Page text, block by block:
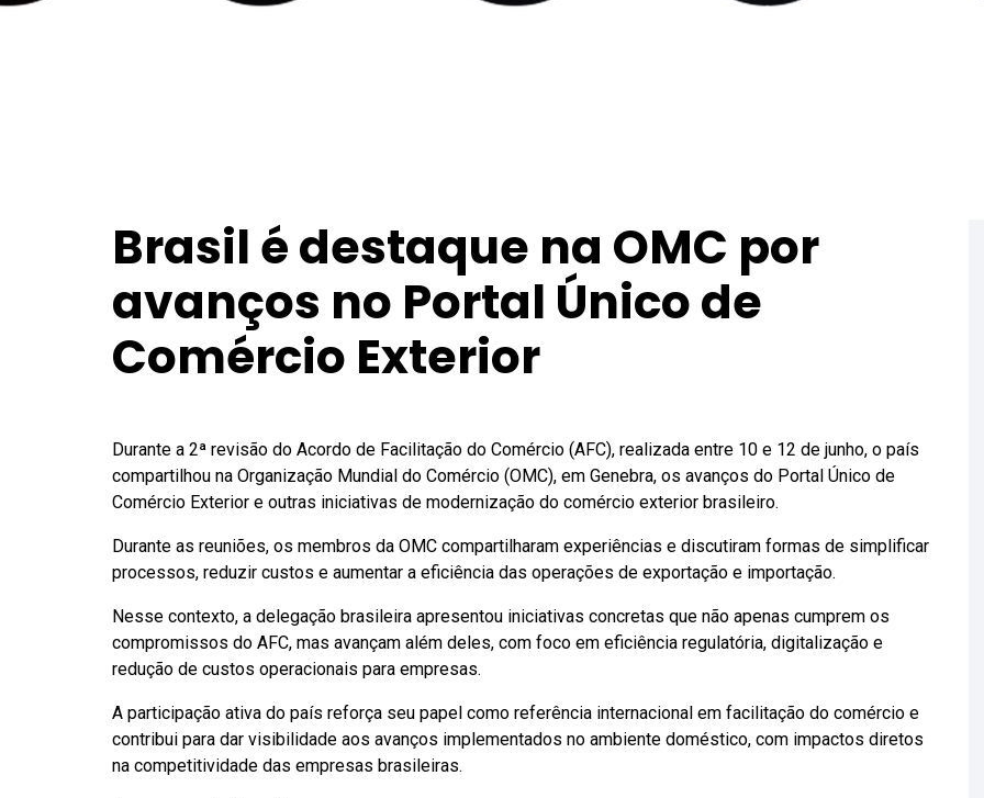
Brasil é destaque na OMC por
avanços no Portal Único de
Comércio Exterior
Durante a 2ª revisão do Acordo de Facilitação do Comércio (AFC), realizada entre 10 e 12 de junho, o país
compartilhou na Organização Mundial do Comércio (OMC), em Genebra, os avanços do Portal Único de
Comércio Exterior e outras iniciativas de modernização do comércio exterior brasileiro.
Durante as reuniões, os membros da OMC compartilharam experiências e discutiram formas de simplificar
processos, reduzir custos e aumentar a eficiência das operações de exportação e importação.
Nesse contexto, a delegação brasileira apresentou iniciativas concretas que não apenas cumprem os
compromissos do AFC, mas avançam além deles, com foco em eficiência regulatória, digitalização e
redução de custos operacionais para empresas.
A participação ativa do país reforça seu papel como referência internacional em facilitação do comércio e
contribui para dar visibilidade aos avanços implementados no ambiente doméstico, com impactos diretos
na competitividade das empresas brasileiras.